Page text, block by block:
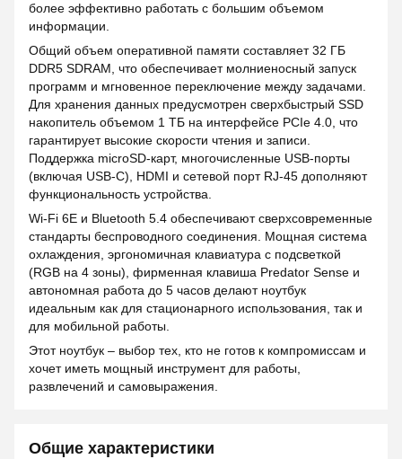
более эффективно работать с большим объемом
информации.
Общий объем оперативной памяти составляет 32 ГБ
DDR5 SDRAM, что обеспечивает молниеносный запуск
программ и мгновенное переключение между задачами.
Для хранения данных предусмотрен сверхбыстрый SSD
накопитель объемом 1 ТБ на интерфейсе PCIe 4.0, что
гарантирует высокие скорости чтения и записи.
Поддержка microSD-карт, многочисленные USB-порты
(включая USB-C), HDMI и сетевой порт RJ-45 дополняют
функциональность устройства.
Wi-Fi 6E и Bluetooth 5.4 обеспечивают сверхсовременные
стандарты беспроводного соединения. Мощная система
охлаждения, эргономичная клавиатура с подсветкой
(RGB на 4 зоны), фирменная клавиша Predator Sense и
автономная работа до 5 часов делают ноутбук
идеальным как для стационарного использования, так и
для мобильной работы.
Этот ноутбук – выбор тех, кто не готов к компромиссам и
хочет иметь мощный инструмент для работы,
развлечений и самовыражения.
Общие характеристики